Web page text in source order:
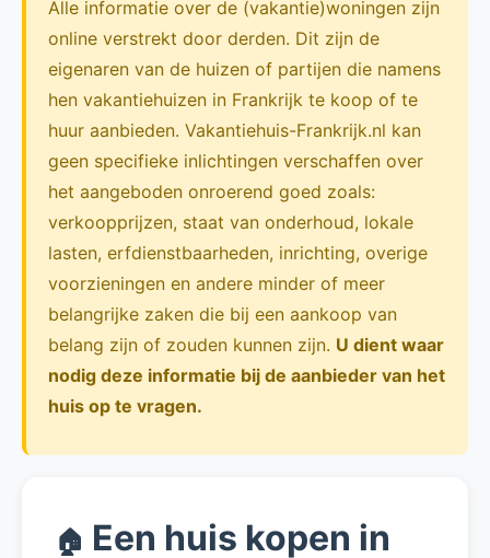
Alle informatie over de (vakantie)woningen zijn
online verstrekt door derden. Dit zijn de
eigenaren van de huizen of partijen die namens
hen vakantiehuizen in Frankrijk te koop of te
huur aanbieden. Vakantiehuis-Frankrijk.nl kan
geen specifieke inlichtingen verschaffen over
het aangeboden onroerend goed zoals:
verkoopprijzen, staat van onderhoud, lokale
lasten, erfdienstbaarheden, inrichting, overige
voorzieningen en andere minder of meer
belangrijke zaken die bij een aankoop van
belang zijn of zouden kunnen zijn. U dient waar
nodig deze informatie bij de aanbieder van het
huis op te vragen.
🏠 Een huis kopen in